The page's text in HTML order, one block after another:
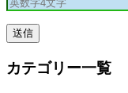
カテゴリー一覧